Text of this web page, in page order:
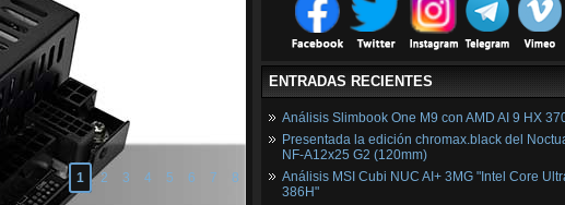
1 2 3 4 5 6 7 8
ENTRADAS RECIENTES
Análisis Slimbook One M9 con AMD AI 9 HX
Presentada la edición chromax.black del
NF‑A12x25 G2 (120mm)
Análisis MSI Cubi NUC AI+ 3MG "Intel Core
386H"